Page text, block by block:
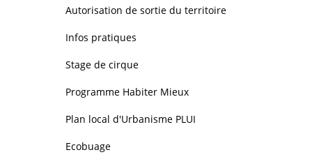
Autorisation de sortie du territoire
Infos pratiques
Stage de cirque
Programme Habiter Mieux
Plan local d'Urbanisme PLUI
Ecobuage